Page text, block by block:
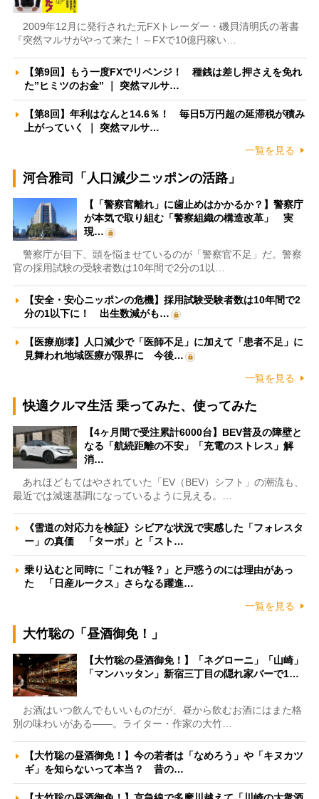
2009年12月に発行された元FXトレーダー・磯貝清明氏の著書
『突然マルサがやって来た！～FXで10億円稼い…
【第9回】もう一度FXでリベンジ！ 種銭は差し押さえを免れ
た”ヒミツのお金” ｜ 突然マルサ…
【第8回】年利はなんと14.6％！ 毎日5万円超の延滞税が積み
上がっていく ｜ 突然マルサ…
一覧を見る
河合雅司「人口減少ニッポンの活路」
【「警察官離れ」に歯止めはかかるか？】警察庁
が本気で取り組む「警察組織の構造改革」 実
現…
警察庁が目下、頭を悩ませているのが「警察官不足」だ。警察
官の採用試験の受験者数は10年間で2分の1以…
【安全・安心ニッポンの危機】採用試験受験者数は10年間で2
分の1以下に！ 出生数減がも…
【医療崩壊】人口減少で「医師不足」に加えて「患者不足」に
見舞われ地域医療が限界に 今後…
一覧を見る
快適クルマ生活 乗ってみた、使ってみた
【4ヶ月間で受注累計6000台】BEV普及の障壁と
なる「航続距離の不安」「充電のストレス」解
消…
あれほどもてはやされていた「EV（BEV）シフト」の潮流も、
最近では減速基調になっているように見える。…
《雪道の対応力を検証》シビアな状況で実感した「フォレスタ
ー」の真価 「ターボ」と「スト…
乗り込むと同時に「これが軽？」と戸惑うのには理由があっ
た 「日産ルークス」さらなる躍進…
一覧を見る
大竹聡の「昼酒御免！」
【大竹聡の昼酒御免！】「ネグローニ」「山崎」
「マンハッタン」新宿三丁目の隠れ家バーで1…
お酒はいつ飲んでもいいものだが、昼から飲むお酒にはまた格
別の味わいがある――。ライター・作家の大竹…
【大竹聡の昼酒御免！】今の若者は「なめろう」や「キヌカツ
ギ」を知らないって本当？ 昔の…